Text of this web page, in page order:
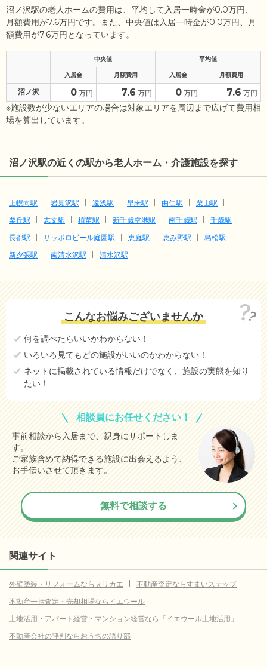
沼ノ沢駅の老人ホームの費用は、平均して入居一時金が0.0万円、
月額費用が7.6万円です。また、中央値は入居一時金が0.0万円、月
額費用が7.6万円となっています。
中央値 平均値
入居金 月額費用 入居金 月額費用
沼ノ沢 0 万円 7.6 万円 0 万円 7.6 万円
※施設数が少ないエリアの場合は対象エリアを周辺まで広げて費用相
場を算出しています。
沼ノ沢駅の近くの駅から老人ホーム・介護施設を探す
上幌向駅 岩見沢駅 遠浅駅 早来駅 由仁駅
栗山駅
栗丘駅
志文駅 植苗駅 新千歳空港駅 南千歳駅
千歳駅
長都駅
サッポロビール庭園駅 恵庭駅 恵み野駅
島松駅
新夕張駅
南清水沢駅 清水沢駅
こんなお悩みございませんか
何を調べたらいいかわからない！
いろいろ見てもどの施設がいいのかわからない！
ネットに掲載されている情報だけでなく、施設の実態を知り
たい！
相談員にお任せください！
事前相談から入居まで、親身にサポートしま
す。
ご家族含めて納得できる施設に出会えるよう、
お手伝いさせて頂きます。
無料で相談する
関連サイト
外壁塗装・リフォームならヌリカエ
不動産査定ならすまいステップ
不動産一括査定・売却相場ならイエウール
土地活用・アパート経営・マンション経営なら「イエウール土地活用」
不動産会社の評判ならおうちの語り部